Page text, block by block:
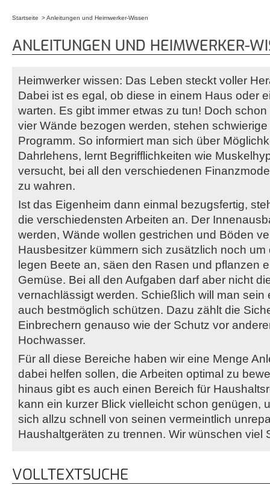
Startseite Anleitungen und Heimwerker-Wissen
ANLEITUNGEN UND HEIMWERKER-
Heimwerker wissen: Das Leben steckt voller
Dabei ist es egal, ob diese in einem Haus oder
warten. Es gibt immer etwas zu tun! Doch
vier Wände bezogen werden, stehen
Programm. So informiert man sich über
Dahrlehens, lernt Begrifflichkeiten wie
versucht, bei all den verschiedenen
zu wahren.
Ist das Eigenheim dann einmal bezugsfertig,
die verschiedensten Arbeiten an. Der
werden, Wände wollen gestrichen und Böden
Hausbesitzer kümmern sich zusätzlich noch um
legen Beete an, säen den Rasen und pflanzen
Gemüse. Bei all den Aufgaben darf aber nicht
vernachlässigt werden. Schießlich will man sein
auch bestmöglich schützen. Dazu zählt die
Einbrechern genauso wie der Schutz vor
Hochwasser.
Für all diese Bereiche haben wir eine Menge
dabei helfen sollen, die Arbeiten optimal zu
hinaus gibt es auch einen Bereich für
kann ein kurzer Blick vielleicht schon genügen,
sich allzu schnell von seinen vermeintlich
Haushaltgeräten zu trennen. Wir wünschen viel
VOLLTEXTSUCHE